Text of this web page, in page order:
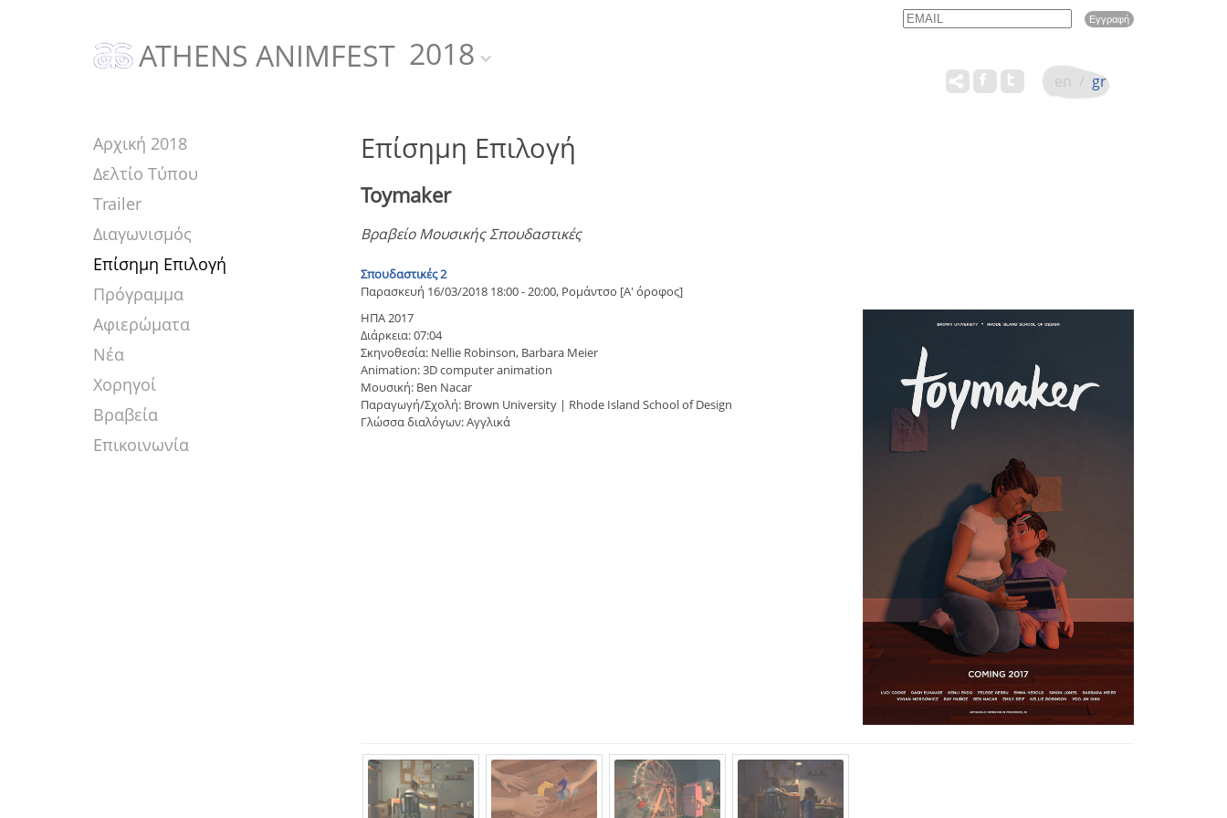
Email Name
ATHENS ANIMFEST 2018
en / gr
Αρχική 2018
Δελτίο Τύπου
Trailer
Διαγωνισμός
Επίσημη Επιλογή
Πρόγραμμα
Αφιερώματα
Νέα
Χορηγοί
Βραβεία
Επικοινωνία
Επίσημη Επιλογή
Toymaker
Βραβείο Μουσικής Σπουδαστικές
Σπουδαστικές 2
Παρασκευή 16/03/2018 18:00 - 20:00, Ρομάντσο [Α' όροφος]
ΗΠΑ 2017
Διάρκεια: 07:04
Σκηνοθεσία: Nellie Robinson, Barbara Meier
Animation: 3D computer animation
Μουσική: Ben Nacar
Παραγωγή/Σχολή: Brown University | Rhode Island School of Design
Γλώσσα διαλόγων: Αγγλικά